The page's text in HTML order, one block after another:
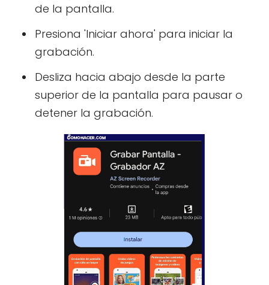
de la pantalla.
Presiona 'Iniciar ahora' para iniciar la
grabación.
Desliza hacia abajo desde la parte
superior de la pantalla para pausar o
detener la grabación.